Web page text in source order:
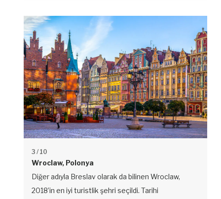
3 / 10
Wroclaw, Polonya
Diğer adıyla Breslav olarak da bilinen Wroclaw,
2018’in en iyi turistlik şehri seçildi. Tarihi